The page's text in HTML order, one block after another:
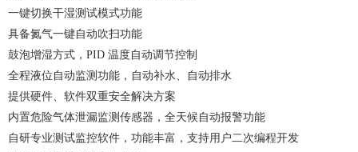
一键切换干湿测试模式功能
具备氮气一键自动吹扫功能
鼓泡增湿方式，PID 温度自动调节控制
全程液位自动监测功能，自动补水、自动排水
提供硬件、软件双重安全解决方案
内置危险气体泄漏监测传感器，全天候自动报警功能
自研专业测试监控软件，功能丰富，支持用户二次编程开发